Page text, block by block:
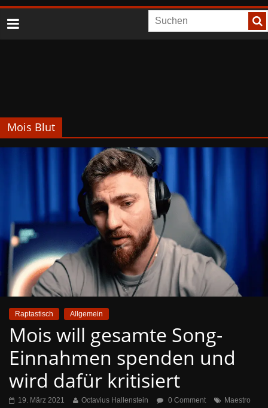
Mois Blut
Raptastisch Allgemein
Mois will gesamte Song-
Einnahmen spenden und
wird dafür kritisiert
19. März 2021 Octavius Hallenstein 0 Comment
Maestro